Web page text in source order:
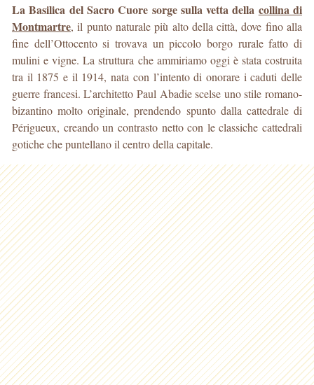
La Basilica del Sacro Cuore sorge sulla vetta della collina di
Montmartre, il punto naturale più alto della città, dove fino alla
fine dell’Ottocento si trovava un piccolo borgo rurale fatto di
mulini e vigne. La struttura che ammiriamo oggi è stata costruita
tra il 1875 e il 1914, nata con l’intento di onorare i caduti delle
guerre francesi. L’architetto Paul Abadie scelse uno stile romano-
bizantino molto originale, prendendo spunto dalla cattedrale di
Périgueux, creando un contrasto netto con le classiche cattedrali
gotiche che puntellano il centro della capitale.